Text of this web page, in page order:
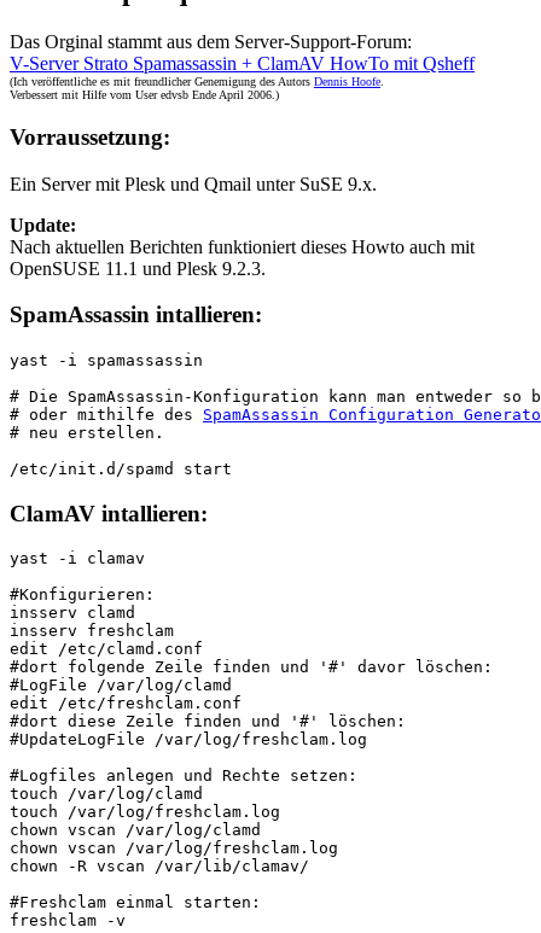
Das Orginal stammt aus dem Server-Support-Forum:
V-Server Strato Spamassassin + ClamAV HowTo mit Qsheff
(Ich veröffentliche es mit freundlicher Genemigung des Autors Dennis Hoofe
Verbessert mit Hilfe vom User edvsb Ende April 2006.)
Vorraussetzung:
Ein Server mit Plesk und Qmail unter SuSE 9.x.
Update:
Nach aktuellen Berichten funktioniert dieses Howto auch mit
OpenSUSE 11.1 und Plesk 9.2.3.
SpamAssassin intallieren:
yast -i spamassassin
# Die SpamAssassin-Konfiguration kann man entweder
# oder mithilfe des SpamAssassin Configuration
# neu erstellen.
/etc/init.d/spamd start
ClamAV intallieren:
yast -i clamav
#Konfigurieren:
insserv clamd
insserv freshclam
edit /etc/clamd.conf
#dort folgende Zeile finden und '#' davor löschen:
#LogFile /var/log/clamd
edit /etc/freshclam.conf
#dort diese Zeile finden und '#' löschen:
#UpdateLogFile /var/log/freshclam.log
#Logfiles anlegen und Rechte setzen:
touch /var/log/clamd
touch /var/log/freshclam.log
chown vscan /var/log/clamd
chown vscan /var/log/freshclam.log
chown -R vscan /var/lib/clamav/
#Freshclam einmal starten:
freshclam -v